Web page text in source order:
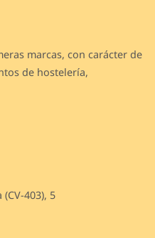
marcas, con carácter de
de hostelería,
403), 5